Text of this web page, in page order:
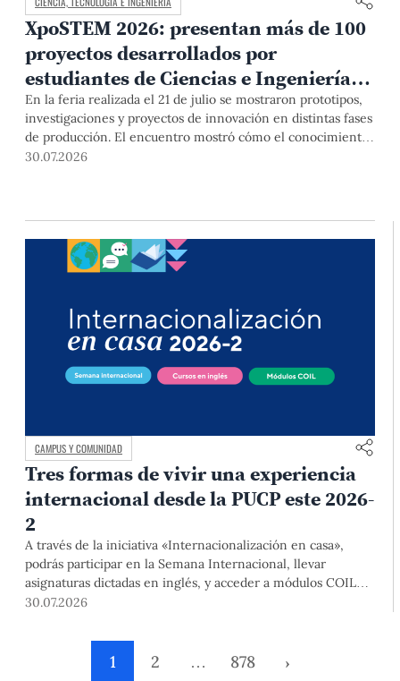
XpoSTEM 2026: presentan más de 100
proyectos desarrollados por
estudiantes de Ciencias e Ingeniería
PUCP orientados a atender
necesidades del país
En la feria realizada el 21 de julio se mostraron prototipos,
investigaciones y proyectos de innovación en distintas fases
de producción. El encuentro mostró cómo el conocimiento
adquirido en las aulas puede responder a desafíos concretos
30.07.2026
CAMPUS Y COMUNIDAD
Tres formas de vivir una experiencia
internacional desde la PUCP este 2026-
2
A través de la iniciativa «Internacionalización en casa»,
podrás participar en la Semana Internacional, llevar
asignaturas dictadas en inglés, y acceder a módulos COIL
junto con estudiantes y docentes de universidades
mediante el Campus Virtual, durante la Matrícula 2026-2.
30.07.2026
1 2 … 878 ›